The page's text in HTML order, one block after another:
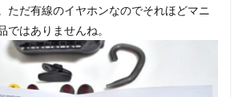
ただ有線のイヤホンなのでそれほどマニ
ではありませんね。